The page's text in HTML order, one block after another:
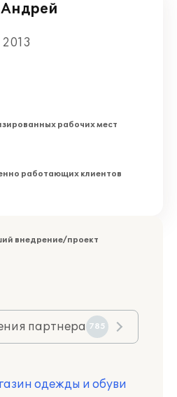
рабочих мест
работающих клиентов
внедрение/проект
партнера 785
одежды и обуви